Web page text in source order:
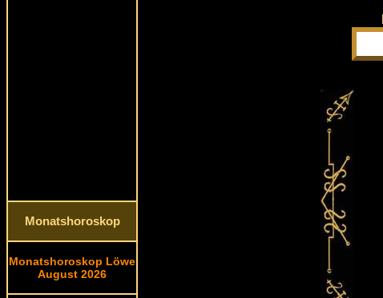
Monatshoroskop
Monatshoroskop Löwe
August 2026